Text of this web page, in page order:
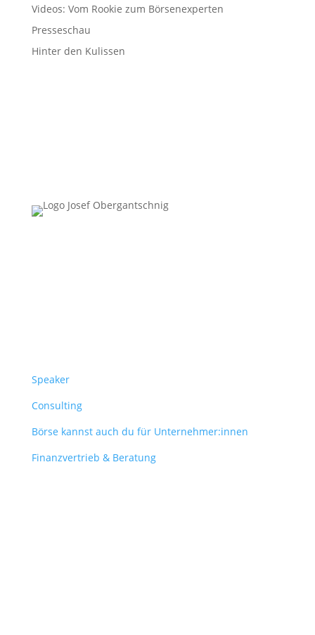
Videos: Vom Rookie zum Börsenexperten
Presseschau
Hinter den Kulissen
Speaker
Consulting
Börse kannst auch du für Unternehmer:innen
Finanzvertrieb & Beratung